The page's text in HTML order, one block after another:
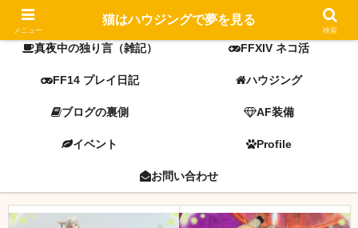
FF14 screenshot ミラプリ
真夜中の独り言（雑記） FFXIV ネコ活
FF14 プレイ日記 ハウジング
ブログの裏側 AF装備
イベント Profile
お問い合わせ
メニュー
猫はハウジングで夢を見る
検索